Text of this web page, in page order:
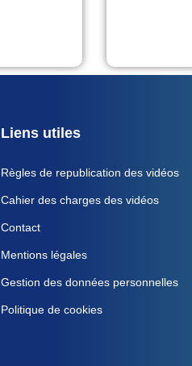
Liens utiles
Règles de republication des vidéos
Cahier des charges des vidéos
Contact
Mentions légales
Gestion des données personnelles
Politique de cookies